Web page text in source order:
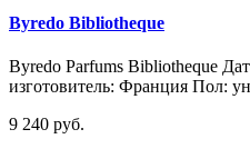
Byredo Bibliotheque
Byredo Parfums Bibliotheque
изготовитель: Франция Пол:
9 240 руб.